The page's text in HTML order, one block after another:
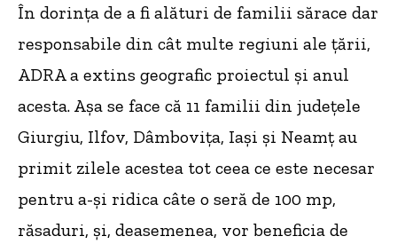
În dorința de a fi alături de familii sărace dar
responsabile din cât multe regiuni ale țării,
ADRA a extins geografic proiectul și anul
acesta. Așa se face că 11 familii din județele
Giurgiu, Ilfov, Dâmbovița, Iași și Neamț au
primit zilele acestea tot ceea ce este necesar
pentru a-și ridica câte o seră de 100 mp,
răsaduri, și, deasemenea, vor beneficia de